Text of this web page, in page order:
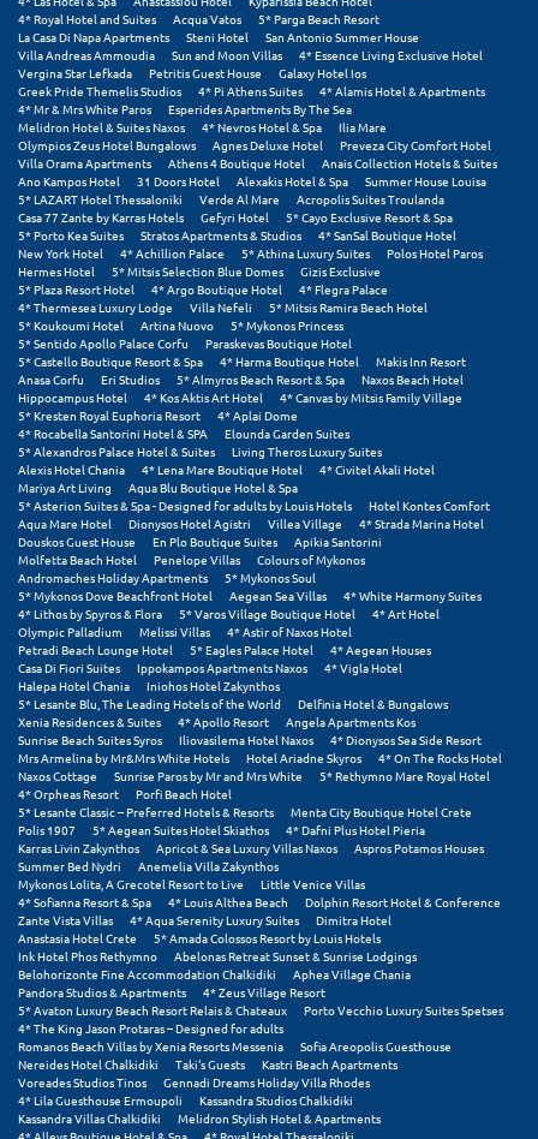
Πλύτρα Λακωνίας
Πόρος
Πόρτο Χέλι
Πρέβεζα
Πύλος
Πύργος
Ρ
Ρέθυμνο
Ρίο
Ρόδος
Σ
Σαλαμίνα
Σαμοθράκη
Σάμος
Σαντορίνη
Σέριφος
Σέρρες
Σιθωνία
Σίκινος
Σίφνος
Σκαφιδιά Ηλείας
Σκιάθος
Σκόπελος
Σκύρος
4* Royal Hotel and Suites
Acqua Vatos
5* Parga Beach Resort
La Casa Di Napa Apartments
Steni Hotel
San Antonio Summer House
Villa Andreas Ammoudia
Sun and Moon Villas
4* Essence Living Exclusive Hotel
Vergina Star Lefkada
Petritis Guest House
Galaxy Hotel Ios
Greek Pride Themelis Studios
4* Pi Athens Suites
4* Alamis Hotel & Apartments
4* Mr & Mrs White Paros
Esperides Apartments By The Sea
Melidron Hotel & Suites Naxos
4* Nevros Hotel & Spa
Ilia Mare
Olympios Zeus Hotel Bungalows
Agnes Deluxe Hotel
Preveza City Comfort Hotel
Villa Orama Apartments
Athens 4 Boutique Hotel
Anais Collection Hotels & Suites
Ano Kampos Hotel
31 Doors Hotel Alexakis Hotel & Spa
Summer House Louisa
5* LAZART Hotel Thessaloniki
Verde Al Mare
Acropolis Suites Troulanda
Casa 77 Zante by Karras Hotels
Gefyri Hotel
5* Cayo Exclusive Resort & Spa
5* Porto Kea Suites
Stratos Apartments & Studios
4* SanSal Boutique Hotel
New York Hotel
4* Achillion Palace 5* Athina Luxury Suites
Polos Hotel Paros
Hermes Hotel
5* Mitsis Selection Blue Domes
Gizis Exclusive
5* Plaza Resort Hotel
4* Argo Boutique Hotel
4* Flegra Palace
4* Thermesea Luxury Lodge
Villa Nefeli
5* Mitsis Ramira Beach Hotel
5* Koukoumi Hotel
Artina Nuovo
5* Mykonos Princess
5* Sentido Apollo Palace Corfu
Paraskevas Boutique Hotel
5* Castello Boutique Resort & Spa
4* Harma Boutique Hotel
Makis Inn Resort
Anasa Corfu
Eri Studios 5* Almyros Beach Resort & Spa
Naxos Beach Hotel
Hippocampus Hotel
4* Kos Aktis Art Hotel
4* Canvas by Mitsis Family Village
5* Kresten Royal Euphoria Resort
4* Aplai Dome
4* Rocabella Santorini Hotel & SPA
Elounda Garden Suites
5* Alexandros Palace Hotel & Suites
Living Theros Luxury Suites
Alexis Hotel Chania
4* Lena Mare Boutique Hotel
4* Civitel Akali Hotel
Mariya Art Living
Aqua Blu Boutique Hotel & Spa
5* Asterion Suites & Spa - Designed for adults by Louis Hotels
Hotel Kontes Comfort
Aqua Mare Hotel
Dionysos Hotel Agistri Villea Village
4* Strada Marina Hotel
Douskos Guest House
En Plo Boutique Suites
Apikia Santorini
Molfetta Beach Hotel
Penelope Villas
Colours of Mykonos
Andromaches Holiday Apartments
5* Mykonos Soul
5* Mykonos Dove Beachfront Hotel
Aegean Sea Villas
4* White Harmony Suites
4* Lithos by Spyros & Flora
5* Varos Village Boutique Hotel
4* Art Hotel
Olympic Palladium
Melissi Villas
4* Astir of Naxos Hotel
Petradi Beach Lounge Hotel
5* Eagles Palace Hotel
4* Aegean Houses
Casa Di Fiori Suites
Ippokampos Apartments Naxos
4* Vigla Hotel
Halepa Hotel Chania
Iniohos Hotel Zakynthos
5* Lesante Blu, The Leading Hotels of the World
Delfinia Hotel & Bungalows
Xenia Residences & Suites
4* Apollo Resort
Angela Apartments Kos
Sunrise Beach Suites Syros
Iliovasilema Hotel Naxos
4* Dionysos Sea Side Resort
Mrs Armelina by Mr&Mrs White Hotels
Hotel Ariadne Skyros
4* On The Rocks Hotel
Naxos Cottage
Sunrise Paros by Mr and Mrs White
5* Rethymno Mare Royal Hotel
4* Orpheas Resort
Porfi Beach Hotel
5* Lesante Classic – Preferred Hotels & Resorts
Menta City Boutique Hotel Crete
Polis 1907
5* Aegean Suites Hotel Skiathos
4* Dafni Plus Hotel Pieria
Karras Livin Zakynthos
Apricot & Sea Luxury Villas Naxos
Aspros Potamos Houses
Summer Bed Nydri
Anemelia Villa Zakynthos
Mykonos Lolita, A Grecotel Resort to Live
Little Venice Villas
4* Sofianna Resort & Spa
4* Louis Althea Beach
Dolphin Resort Hotel & Conference
Zante Vista Villas
4* Aqua Serenity Luxury Suites
Dimitra Hotel
Anastasia Hotel Crete
5* Amada Colossos Resort by Louis Hotels
Ink Hotel Phos Rethymno
Abelonas Retreat Sunset & Sunrise Lodgings
Belohorizonte Fine Accommodation Chalkidiki
Aphea Village Chania
Pandora Studios & Apartments
4* Zeus Village Resort
5* Avaton Luxury Beach Resort Relais & Chateaux
Porto Vecchio Luxury Suites Spetses
4* The King Jason Protaras – Designed for adults
Romanos Beach Villas by Xenia Resorts Messenia
Sofia Areopolis Guesthouse
Nereides Hotel Chalkidiki
Taki's Guests
Kastri Beach Apartments
Voreades Studios Tinos
Gennadi Dreams Holiday Villa Rhodes
4* Lila Guesthouse Ermoupoli
Kassandra Studios Chalkidiki
Kassandra Villas Chalkidiki
Melidron Stylish Hotel & Apartments